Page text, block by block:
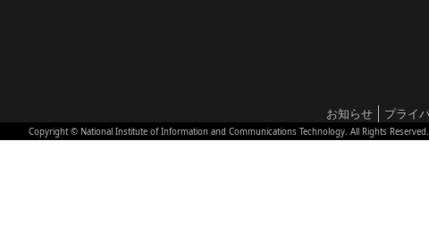
お知らせ
プライ
Copyright © National Institute of Information and Communications Technology. All Rights Reserved.